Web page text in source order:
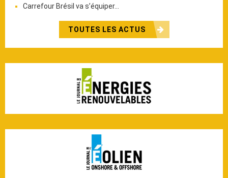
Carrefour Brésil va s’équiper…
TOUTES LES ACTUS